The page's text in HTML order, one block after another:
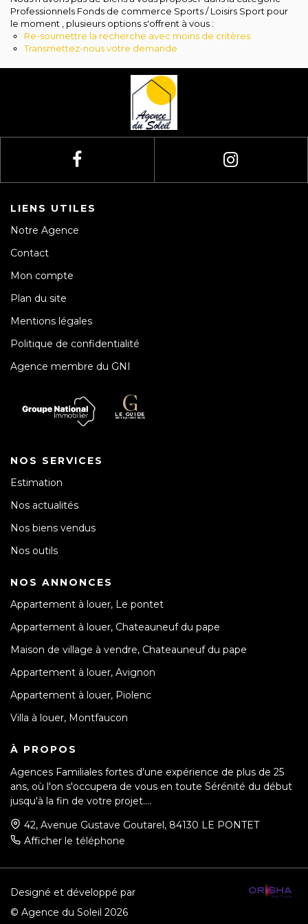
Avis clients
Professionnels Fonds de commerce Sports / Loisirs Sport pour
le moment , plusieurs options s'offrent à vous :
Re-soumettre la recherche avec moins de critères.
Transmettez-nous votre demande
LIENS UTILES
Notre Agence
Contact
Mon compte
Plan du site
Mentions légales
Politique de confidentialité
Agence membre du GNI
NOS SERVICES
Estimation
Nos actualités
Nos biens vendus
Nos outils
NOS ANNONCES
Appartement à louer, Le pontet
Appartement à louer, Chateauneuf du pape
Maison de village à vendre, Chateauneuf du pape
Appartement à louer, Avignon
Appartement à louer, Piolenc
Villa à louer, Montfaucon
À PROPOS
Agences Familiales fortes d'une expérience de plus de 25
ans, où l'on s'occupera de vous en toute Sérénité du début
jusqu'à la fin de votre projet....
42, Avenue Gustave Goutarel, 84130 LE PONTET
Afficher le téléphone
Designé et développé par
© Agence du Soleil 2026